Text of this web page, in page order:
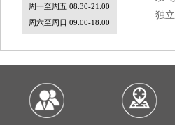
周一至周五 08:30-21:00
周六至周日 09:00-18:00
独